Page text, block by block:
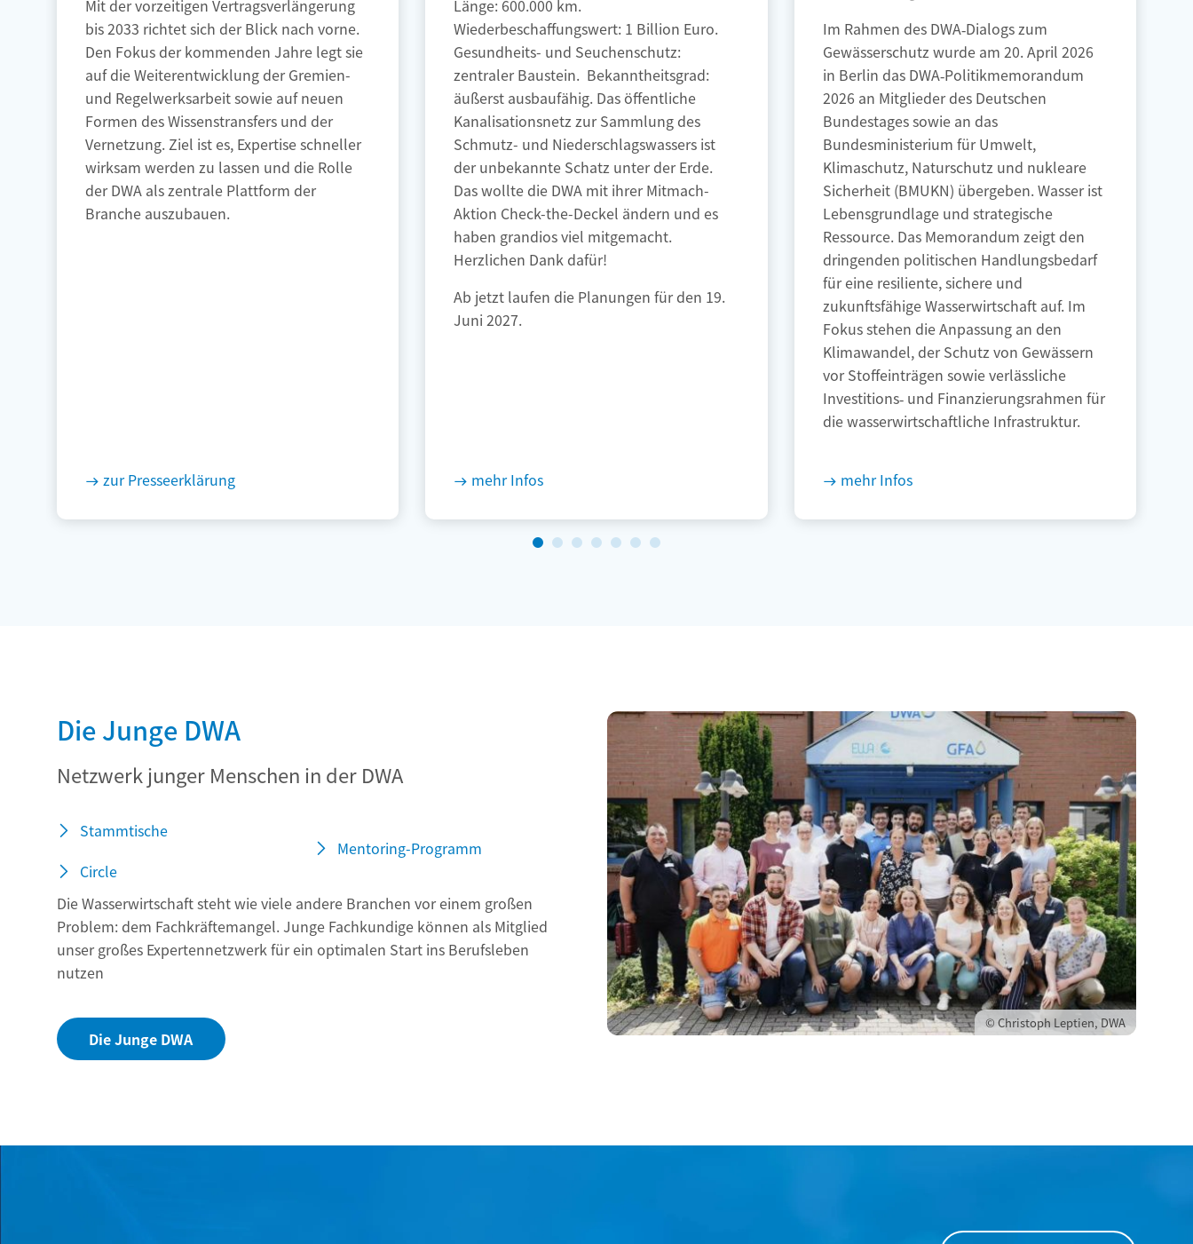
bis 2033 richtet sich der Blick nach vorne.
Den Fokus der kommenden Jahre legt sie
auf die Weiterentwicklung der Gremien-
und Regelwerksarbeit sowie auf neuen
Formen des Wissenstransfers und der
Vernetzung. Ziel ist es, Expertise schneller
wirksam werden zu lassen und die Rolle
der DWA als zentrale Plattform der
Branche auszubauen.
zur Presseerklärung
Wiederbeschaffungswert: 1 Billion Euro.
Gesundheits- und Seuchenschutz:
zentraler Baustein. Bekanntheitsgrad:
äußerst ausbaufähig. Das öffentliche
Kanalisationsnetz zur Sammlung des
Schmutz- und Niederschlagswassers ist
der unbekannte Schatz unter der Erde.
Das wollte die DWA mit ihrer Mitmach-
Aktion Check-the-Deckel ändern und es
haben grandios viel mitgemacht.
Herzlichen Dank dafür!
Ab jetzt laufen die Planungen für den 19.
Juni 2027.
mehr Infos
Im Rahmen des DWA‑Dialogs zum
Gewässerschutz wurde am 20. April 2026
in Berlin das DWA‑Politikmemorandum
2026 an Mitglieder des Deutschen
Bundestages sowie an das
Bundesministerium für Umwelt,
Klimaschutz, Naturschutz und nukleare
Sicherheit (BMUKN) übergeben. Wasser ist
Lebensgrundlage und strategische
Ressource. Das Memorandum zeigt den
dringenden politischen Handlungsbedarf
für eine resiliente, sichere und
zukunftsfähige Wasserwirtschaft auf. Im
Fokus stehen die Anpassung an den
Klimawandel, der Schutz von Gewässern
vor Stoffeinträgen sowie verlässliche
Investitions‑ und Finanzierungsrahmen für
die wasserwirtschaftliche Infrastruktur.
mehr Infos
Die Junge DWA
Netzwerk junger Menschen in der DWA
Stammtische
Circle
Mentoring-Programm
Die Wasserwirtschaft steht wie viele andere Branchen vor einem großen
Problem: dem Fachkräftemangel. Junge Fachkundige können als Mitglied
unser großes Expertennetzwerk für ein optimalen Start ins Berufsleben
nutzen
Die Junge DWA
© Christoph Leptien, DWA